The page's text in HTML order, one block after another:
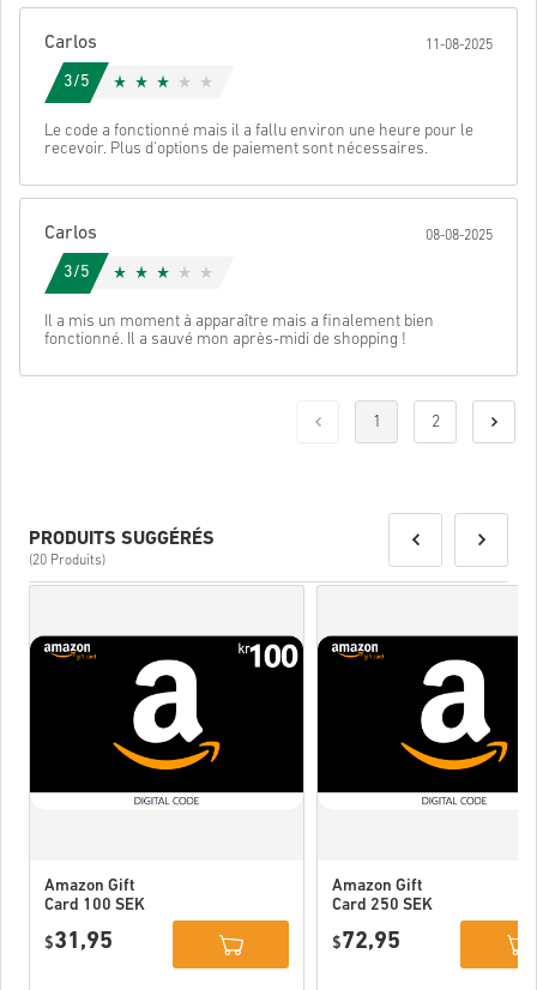
Carlos 11-08-2025
3/5
Le code a fonctionné mais il a fallu environ une heure pour le
recevoir. Plus d'options de paiement sont nécessaires.
Carlos 08-08-2025
3/5
Il a mis un moment à apparaître mais a finalement bien
fonctionné. Il a sauvé mon après-midi de shopping !
1 2
PRODUITS SUGGÉRÉS
(20 Produits)
Amazon Gift
Card 100 SEK
$31,95
Amazon Gift
Card 250 SEK
$72,95